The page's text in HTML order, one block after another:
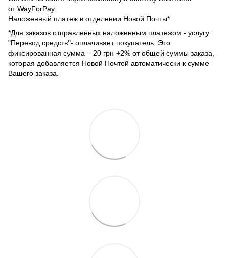
отWayForPay.
Наложенный платеж в отделении Новой Почты*
*Для заказов отправленных наложенным платежом - услугу
"Перевод средств"- оплачивает покупатель. Это
фиксированная сумма – 20 грн +2% от общей суммы заказа,
которая добавляется Новой Почтой автоматически к сумме
Вашего заказа.